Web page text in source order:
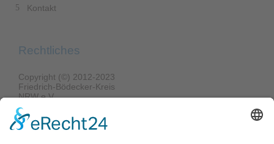
Kontakt
Rechtliches
Copyright (©) 2012-2023
Friedrich-Bödecker-Kreis
NRW e.V.
Alle Rechte vorbehalten.
Verantwortlich für den Inhalt: